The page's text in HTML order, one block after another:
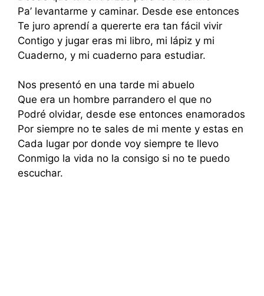
Pa’ levantarme y caminar. Desde ese entonces
Te juro aprendí a quererte era tan fácil vivir
Contigo y jugar eras mi libro, mi lápiz y mi
Cuaderno, y mi cuaderno para estudiar.
Nos presentó en una tarde mi abuelo
Que era un hombre parrandero el que no
Podré olvidar, desde ese entonces enamorados
Por siempre no te sales de mi mente y estas en
Cada lugar por donde voy siempre te llevo
Conmigo la vida no la consigo si no te puedo
escuchar.